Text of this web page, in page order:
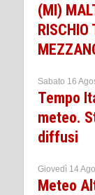
(MI)
RISCHIO
Sabato 16
Tempo
meteo.
diffusi
Giovedì 14
Meteo